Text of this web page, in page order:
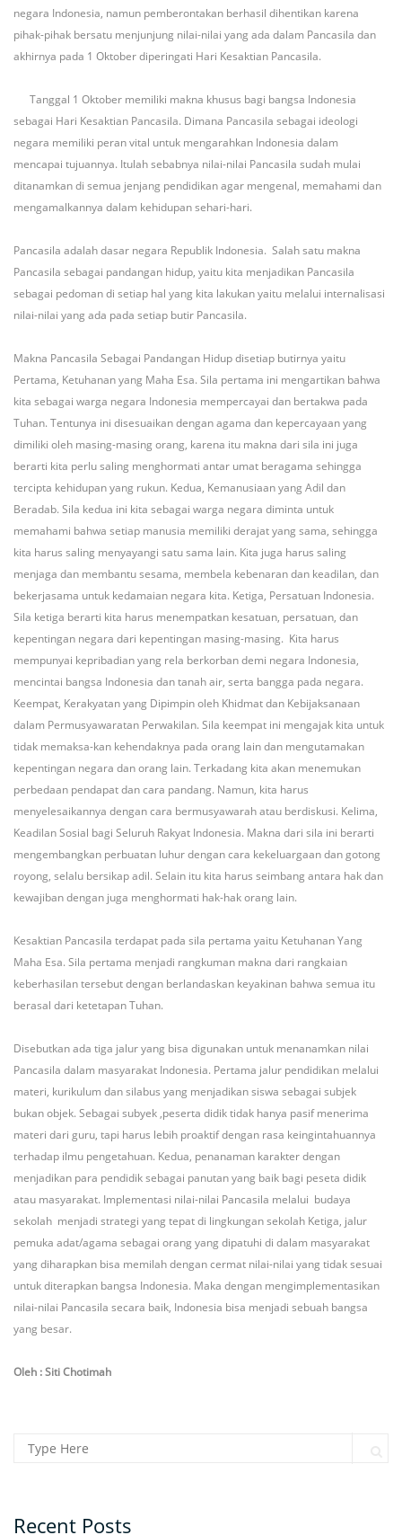
negara Indonesia, namun pemberontakan berhasil dihentikan karena
pihak-pihak bersatu menjunjung nilai-nilai yang ada dalam Pancasila dan
akhirnya pada 1 Oktober diperingati Hari Kesaktian Pancasila.
Tanggal 1 Oktober memiliki makna khusus bagi bangsa Indonesia
sebagai Hari Kesaktian Pancasila. Dimana Pancasila sebagai ideologi
negara memiliki peran vital untuk mengarahkan Indonesia dalam
mencapai tujuannya. Itulah sebabnya nilai-nilai Pancasila sudah mulai
ditanamkan di semua jenjang pendidikan agar mengenal, memahami dan
mengamalkannya dalam kehidupan sehari-hari.
Pancasila adalah dasar negara Republik Indonesia. Salah satu makna
Pancasila sebagai pandangan hidup, yaitu kita menjadikan Pancasila
sebagai pedoman di setiap hal yang kita lakukan yaitu melalui internalisasi
nilai-nilai yang ada pada setiap butir Pancasila.
Makna Pancasila Sebagai Pandangan Hidup disetiap butirnya yaitu
Pertama, Ketuhanan yang Maha Esa. Sila pertama ini mengartikan bahwa
kita sebagai warga negara Indonesia mempercayai dan bertakwa pada
Tuhan. Tentunya ini disesuaikan dengan agama dan kepercayaan yang
dimiliki oleh masing-masing orang, karena itu makna dari sila ini juga
berarti kita perlu saling menghormati antar umat beragama sehingga
tercipta kehidupan yang rukun. Kedua, Kemanusiaan yang Adil dan
Beradab. Sila kedua ini kita sebagai warga negara diminta untuk
memahami bahwa setiap manusia memiliki derajat yang sama, sehingga
kita harus saling menyayangi satu sama lain. Kita juga harus saling
menjaga dan membantu sesama, membela kebenaran dan keadilan, dan
bekerjasama untuk kedamaian negara kita. Ketiga, Persatuan Indonesia.
Sila ketiga berarti kita harus menempatkan kesatuan, persatuan, dan
kepentingan negara dari kepentingan masing-masing. Kita harus
mempunyai kepribadian yang rela berkorban demi negara Indonesia,
mencintai bangsa Indonesia dan tanah air, serta bangga pada negara.
Keempat, Kerakyatan yang Dipimpin oleh Khidmat dan Kebijaksanaan
dalam Permusyawaratan Perwakilan. Sila keempat ini mengajak kita untuk
tidak memaksa-kan kehendaknya pada orang lain dan mengutamakan
kepentingan negara dan orang lain. Terkadang kita akan menemukan
perbedaan pendapat dan cara pandang. Namun, kita harus
menyelesaikannya dengan cara bermusyawarah atau berdiskusi. Kelima,
Keadilan Sosial bagi Seluruh Rakyat Indonesia. Makna dari sila ini berarti
mengembangkan perbuatan luhur dengan cara kekeluargaan dan gotong
royong, selalu bersikap adil. Selain itu kita harus seimbang antara hak dan
kewajiban dengan juga menghormati hak-hak orang lain.
Kesaktian Pancasila terdapat pada sila pertama yaitu Ketuhanan Yang
Maha Esa. Sila pertama menjadi rangkuman makna dari rangkaian
keberhasilan tersebut dengan berlandaskan keyakinan bahwa semua itu
berasal dari ketetapan Tuhan.
Disebutkan ada tiga jalur yang bisa digunakan untuk menanamkan nilai
Pancasila dalam masyarakat Indonesia. Pertama jalur pendidikan melalui
materi, kurikulum dan silabus yang menjadikan siswa sebagai subjek
bukan objek. Sebagai subyek ,peserta didik tidak hanya pasif menerima
materi dari guru, tapi harus lebih proaktif dengan rasa keingintahuannya
terhadap ilmu pengetahuan. Kedua, penanaman karakter dengan
menjadikan para pendidik sebagai panutan yang baik bagi peseta didik
atau masyarakat. Implementasi nilai-nilai Pancasila melalui budaya
sekolah menjadi strategi yang tepat di lingkungan sekolah Ketiga, jalur
pemuka adat/agama sebagai orang yang dipatuhi di dalam masyarakat
yang diharapkan bisa memilah dengan cermat nilai-nilai yang tidak sesuai
untuk diterapkan bangsa Indonesia. Maka dengan mengimplementasikan
nilai-nilai Pancasila secara baik, Indonesia bisa menjadi sebuah bangsa
yang besar.
Oleh : Siti Chotimah
Search for:
Recent Posts